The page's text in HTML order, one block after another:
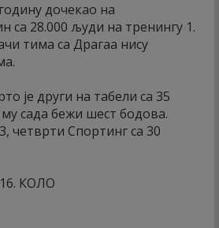
дочекао на
са 28.000 људи на тренингу 1.
тима са Драгаа нису
је други на табели са 35
сада бежи шест бодова.
четврти Спортинг са 30
КОЛО